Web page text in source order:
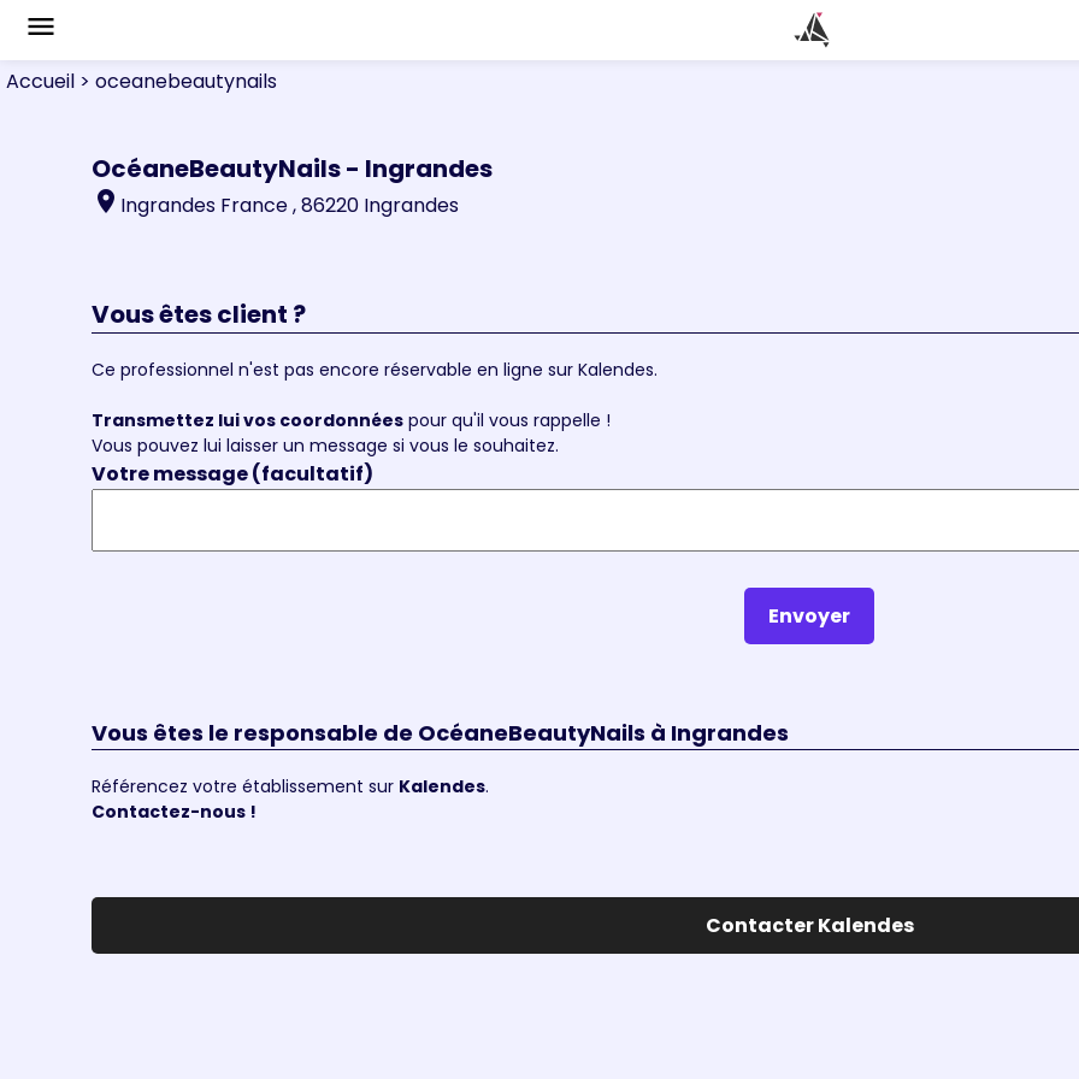
menu
Accueil > oceanebeautynails
OcéaneBeautyNails - Ingrandes
location_on Ingrandes France , 86220 Ingrandes
Vous êtes client ?
Ce professionnel n'est pas encore réservable en ligne sur Kalendes.
Transmettez lui vos coordonnées pour qu'il vous rappelle !
Vous pouvez lui laisser un message si vous le souhaitez.
Votre message (facultatif)
Envoyer
Vous êtes le responsable de OcéaneBeautyNails à Ingrandes
Référencez votre établissement sur Kalendes.
Contactez-nous !
Contacter Kalendes